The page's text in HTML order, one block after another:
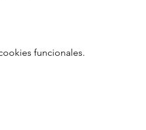
funcionales.